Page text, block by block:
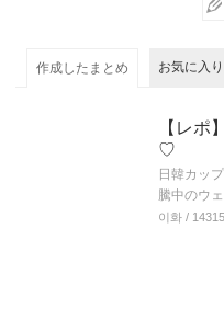
作成したまとめ お気に入
【レポ
♡
日韓カッ
騰中のウ
이화 /